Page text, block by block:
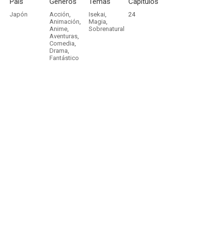
Japón Acción,
Animación,
Anime,
Aventuras,
Comedia,
Drama,
Fantástico
Isekai,
Magia,
Sobrenatural
24